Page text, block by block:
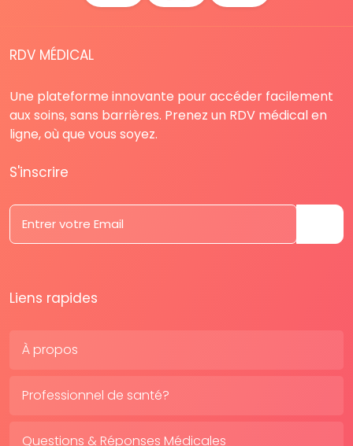
RDV MÉDICAL
Une plateforme innovante pour accéder facilement
aux soins, sans barrières. Prenez un RDV médical en
ligne, où que vous soyez.
S'inscrire
Liens rapides
À propos
Professionnel de santé?
Questions & Réponses Médicales